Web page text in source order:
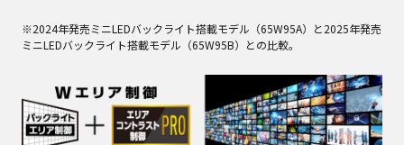
※2024年発売ミニLEDバックライト搭載モデル（65W95A）と2025年発売
ミニLEDバックライト搭載モデル（65W95B）との比較。